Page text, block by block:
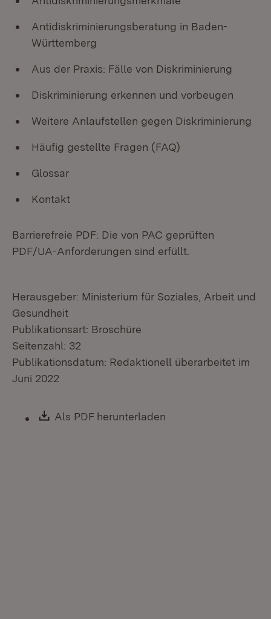
Antidiskriminierungsberatung in Baden-
Württemberg
Aus der Praxis: Fälle von Diskriminierung
Diskriminierung erkennen und vorbeugen
Weitere Anlaufstellen gegen Diskriminierung
Häufig gestellte Fragen (FAQ)
Glossar
Kontakt
Barrierefreie PDF: Die von PAC geprüften
PDF/UA-Anforderungen sind erfüllt.
Herausgeber: Ministerium für Soziales, Arbeit und
Gesundheit
Publikationsart: Broschüre
Seitenzahl: 32
Publikationsdatum: Redaktionell überarbeitet im
Juni 2022
Download:
Als PDF herunterladen